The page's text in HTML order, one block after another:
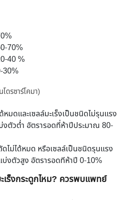
70%
40 %
30%
ดรซาร์โคมา)
หมดและเซลล์มะเร็งเป็นชนิดไม่รุนแรง
งตัวต่ำ อัตรารอดที่ห้าปีประมาณ 80-
ดไม่ได้หมด หรือเซลล์เป็นชนิดรุนแรง
บ่งตัวสูง อัตรารอดทีห้าปี 0-10%
เร็งกระดูกไหม? ควรพบแพทย์